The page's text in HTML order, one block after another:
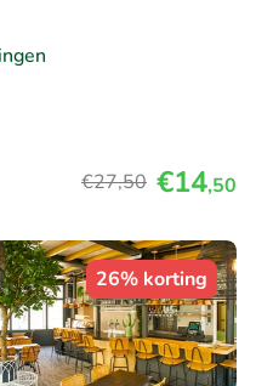
€27,50 €14,50
26% korting